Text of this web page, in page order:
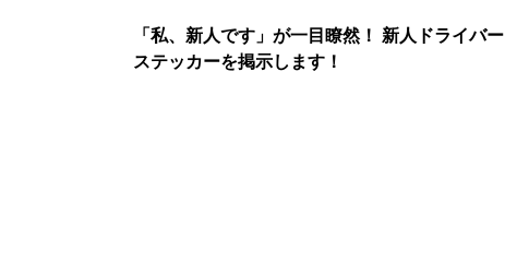
「私、新人です」が一目瞭然！ 新人ドライバー
ステッカーを掲示します！